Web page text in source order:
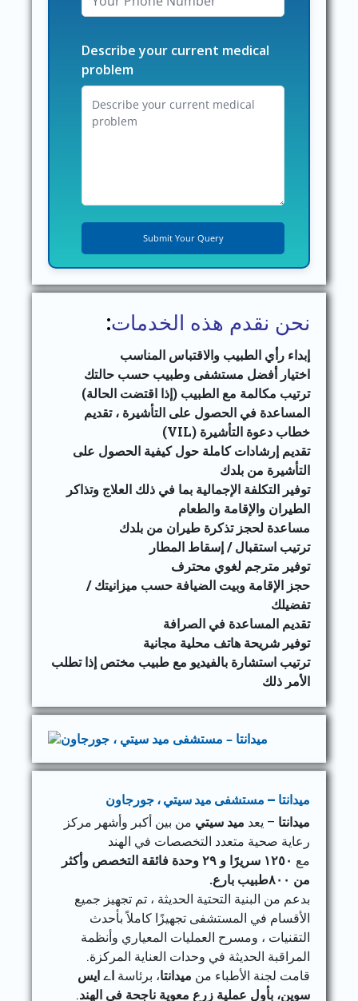
Describe your current medical
problem
نحن نقدم هذه الخدمات:
إبداء رأي الطبيب والاقتباس المناسب
اختيار أفضل مستشفى وطبيب حسب حالتك
ترتيب مكالمة مع الطبيب (إذا اقتضت الحالة)
المساعدة في الحصول على التأشيرة ، تقديم
خطاب دعوة التأشيرة (VIL)
تقديم إرشادات كاملة حول كيفية الحصول على
التأشيرة من بلدك
توفير التكلفة الإجمالية بما في ذلك العلاج وتذاكر
الطيران والإقامة والطعام
مساعدة لحجز تذكرة طيران من بلدك
ترتيب استقبال / إسقاط المطار
توفير مترجم لغوي محترف
حجز الإقامة وبيت الضيافة حسب ميزانيتك /
تفضيلك
تقديم المساعدة في الصرافة
توفير شريحة هاتف محلية مجانية
ترتيب استشارة بالفيديو مع طبيب مختص إذا تطلب
الأمر ذلك
ميدانتا – مستشفى ميد سيتي ، جورجاون
ميدانتا – يعد ميد سيتي من بين أكبر وأشهر مركز
رعاية صحية متعدد التخصصات في الهند
مع ١٢٥٠
سريرًا و ٢٩ وحدة فائقة التخصص وأكثر
من ٨٠٠طبيب بارع.
بدعم من البنية التحتية الحديثة ، تم تجهيز جميع
الأقسام في المستشفى تجهيزًا كاملاً بأحدث
التقنيات ، ومسرح العمليات المعياري وأنظمة
المراقبة الحديثة في وحدات العناية المركزة.
قامت لجنة الأطباء من ميدانتا، برئاسة اے ایس
سوین، بأول عملية زرع معوية ناجحة في الهند.